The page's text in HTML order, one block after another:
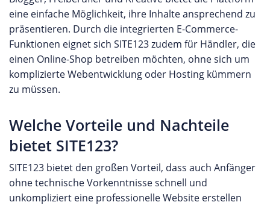
eine einfache Möglichkeit, ihre Inhalte ansprechend zu
präsentieren. Durch die integrierten E-Commerce-
Funktionen eignet sich SITE123 zudem für Händler, die
einen Online-Shop betreiben möchten, ohne sich um
komplizierte Webentwicklung oder Hosting kümmern
zu müssen.
Welche Vorteile und Nachteile
bietet SITE123?
SITE123 bietet den großen Vorteil, dass auch Anfänger
ohne technische Vorkenntnisse schnell und
unkompliziert eine professionelle Website erstellen